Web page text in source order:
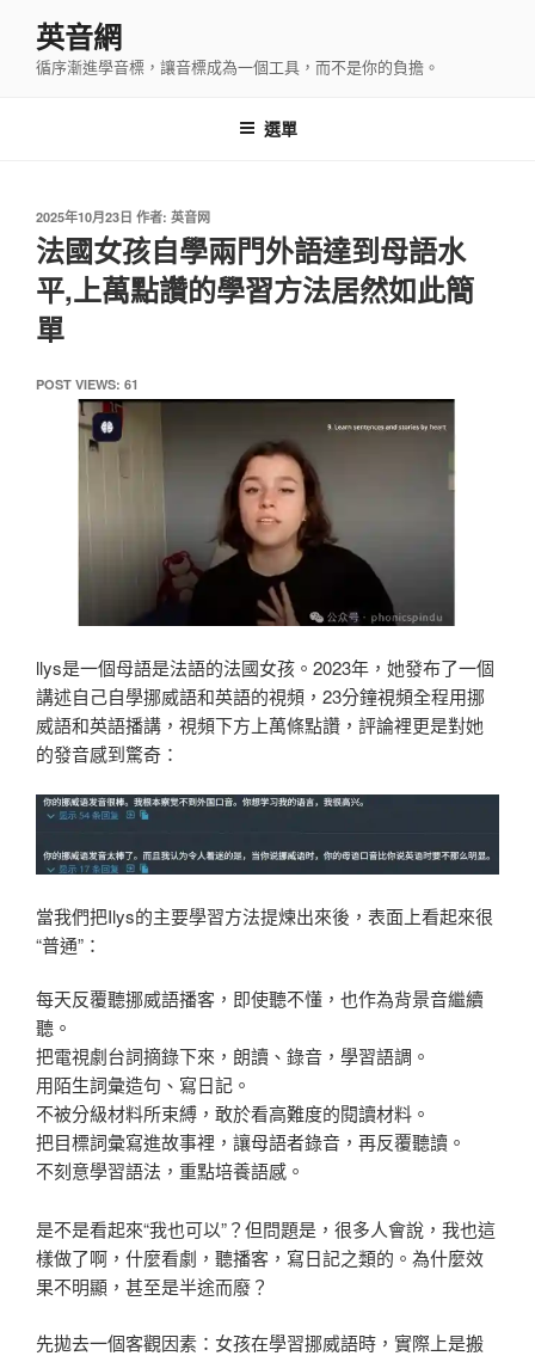
英音網
循序漸進學音標，讓音標成為一個工具，而不是你的負擔。
選單
發
佈
於
2025年10月23日 作者: 英音网
法國女孩自學兩門外語達到母語水
平,上萬點讚的學習方法居然如此簡
單
POST VIEWS: 61
llys是一個母語是法語的法國女孩。2023年，她發布了一個
講述自己自學挪威語和英語的視頻，23分鐘視頻全程用挪
威語和英語播講，視頻下方上萬條點讚，評論裡更是對她
的發音感到驚奇：
當我們把Ilys的主要學習方法提煉出來後，表面上看起來很
“普通”：
每天反覆聽挪威語播客，即使聽不懂，也作為背景音繼續
聽。
把電視劇台詞摘錄下來，朗讀、錄音，學習語調。
用陌生詞彙造句、寫日記。
不被分級材料所束縛，敢於看高難度的閱讀材料。
把目標詞彙寫進故事裡，讓母語者錄音，再反覆聽讀。
不刻意學習語法，重點培養語感。
是不是看起來“我也可以”？但問題是，很多人會說，我也這
樣做了啊，什麼看劇，聽播客，寫日記之類的。為什麼效
果不明顯，甚至是半途而廢？
先拋去一個客觀因素：女孩在學習挪威語時，實際上是搬